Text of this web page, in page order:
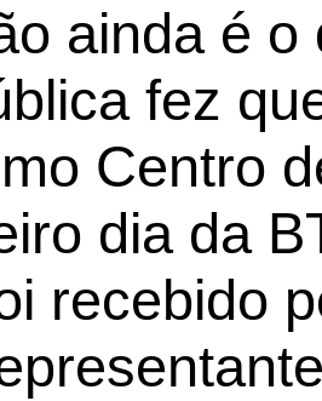
ainda é
fez
Centro
dia da
recebido